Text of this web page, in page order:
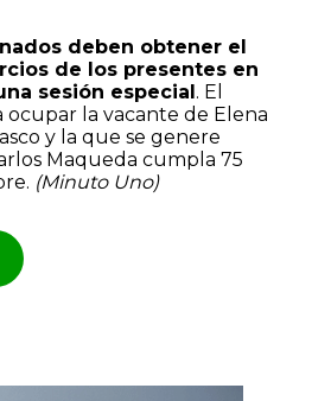
deben obtener el
de los presentes en
sesión especial. El
ocupar la vacante de Elena
y la que se genere
Maqueda cumpla 75
(Minuto Uno)